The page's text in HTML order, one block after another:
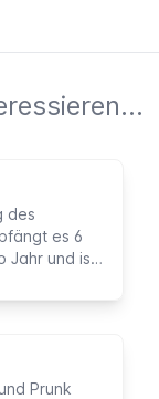
des
es 6
Jahr und ist
Größe,
Prunk